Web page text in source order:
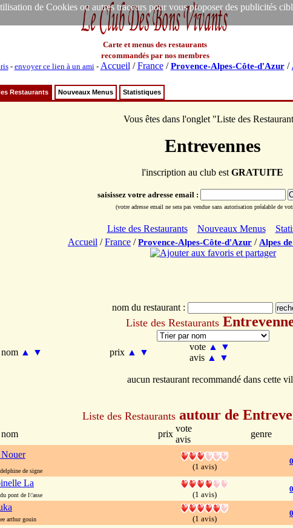
de Cookies ou autres traceurs pour vous proposer des publicités
Carte et menus des restaurants
recommandés par nos membres
- envoyer ce lien à un ami- Accueil /France/Provence-Alpes-Côte-d'Azur/
Restaurants Nouveaux Menus Statistiques
Vous êtes dans l'onglet "Liste des
Entrevennes
l'inscription au club est GRATUITE
saisissez votre adresse email :
(votre adresse email ne sera pas vendue sans autorisation préalable de
Liste des Restaurants Nouveaux Menus
Accueil /France /Provence-Alpes-Côte-d'Azur / Alpes
nom du restaurant :
Liste des Restaurants
▲ ▼ prix ▲ ▼
vote ▲
▼
avis ▲ ▼
aucun restaurant recommandé dans cette
Liste des Restaurants autour de
prix
vote
avis
genre
Nouer
de signe (1 avis)
La
pont de l\'asse (1 avis)
arthur gouin (1 avis)